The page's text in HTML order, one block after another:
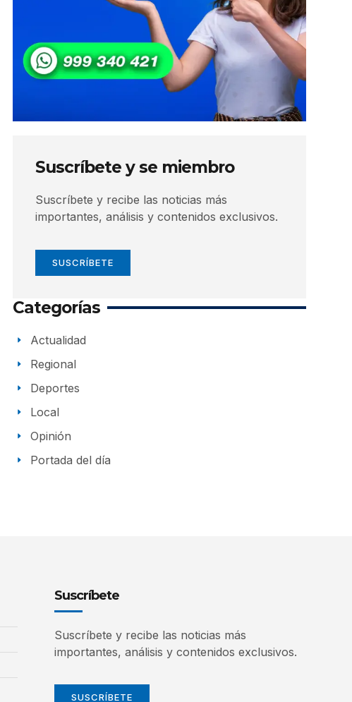
Suscríbete y se miembro
Suscríbete y recibe las noticias más
importantes, análisis y contenidos exclusivos.
SUSCRÍBETE
Categorías
Actualidad
Regional
Deportes
Local
Opinión
Portada del día
Suscríbete
Suscríbete y recibe las noticias más
importantes, análisis y contenidos exclusivos.
SUSCRÍBETE